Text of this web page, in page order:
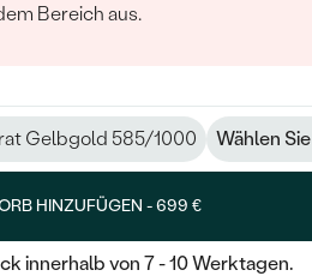
Bereich aus.
Gelbgold 585/1000 Wählen
HINZUFÜGEN -699 €
innerhalb von 7 - 10 Werktagen.